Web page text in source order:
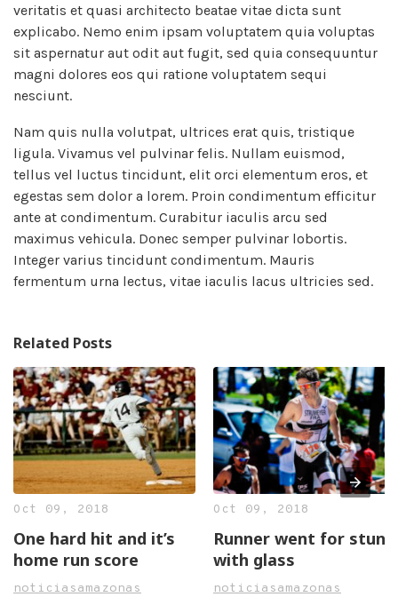
veritatis et quasi architecto beatae vitae dicta sunt
explicabo. Nemo enim ipsam voluptatem quia voluptas
sit aspernatur aut odit aut fugit, sed quia consequuntur
magni dolores eos qui ratione voluptatem sequi
nesciunt.
Nam quis nulla volutpat, ultrices erat quis, tristique
ligula. Vivamus vel pulvinar felis. Nullam euismod,
tellus vel luctus tincidunt, elit orci elementum eros, et
egestas sem dolor a lorem. Proin condimentum efficitur
ante at condimentum. Curabitur iaculis arcu sed
maximus vehicula. Donec semper pulvinar lobortis.
Integer varius tincidunt condimentum. Mauris
fermentum urna lectus, vitae iaculis lacus ultricies sed.
Related Posts
Oct 09, 2018
One hard hit and it’s
home run score
noticiasamazonas
Oct 09, 2018
Runner went for stun
with glass
noticiasamazonas